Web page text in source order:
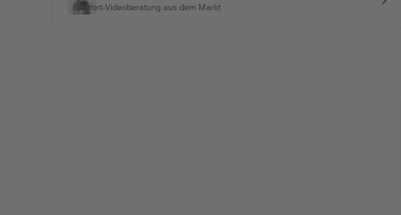
Sofort-Videoberatung aus dem Markt